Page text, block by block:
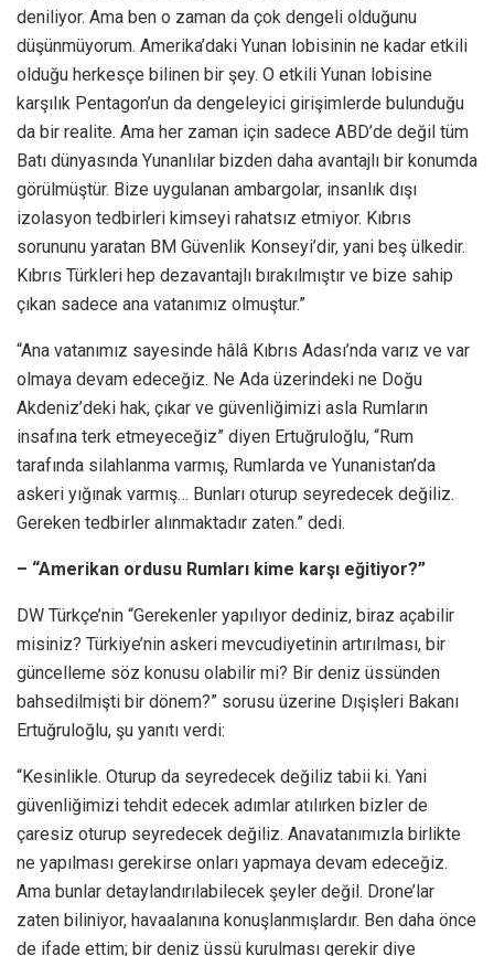
deniliyor. Ama ben o zaman da çok dengeli olduğunu
düşünmüyorum. Amerika’daki Yunan lobisinin ne kadar etkili
olduğu herkesçe bilinen bir şey. O etkili Yunan lobisine
karşılık Pentagon’un da dengeleyici girişimlerde bulunduğu
da bir realite. Ama her zaman için sadece ABD’de değil tüm
Batı dünyasında Yunanlılar bizden daha avantajlı bir konumda
görülmüştür. Bize uygulanan ambargolar, insanlık dışı
izolasyon tedbirleri kimseyi rahatsız etmiyor. Kıbrıs
sorununu yaratan BM Güvenlik Konseyi’dir, yani beş ülkedir.
Kıbrıs Türkleri hep dezavantajlı bırakılmıştır ve bize sahip
çıkan sadece ana vatanımız olmuştur.”
“Ana vatanımız sayesinde hâlâ Kıbrıs Adası’nda varız ve var
olmaya devam edeceğiz. Ne Ada üzerindeki ne Doğu
Akdeniz’deki hak, çıkar ve güvenliğimizi asla Rumların
insafına terk etmeyeceğiz” diyen Ertuğruloğlu, “Rum
tarafında silahlanma varmış, Rumlarda ve Yunanistan’da
askeri yığınak varmış… Bunları oturup seyredecek değiliz.
Gereken tedbirler alınmaktadır zaten.” dedi.
– “Amerikan ordusu Rumları kime karşı eğitiyor?”
DW Türkçe’nin “Gerekenler yapılıyor dediniz, biraz açabilir
misiniz? Türkiye’nin askeri mevcudiyetinin artırılması, bir
güncelleme söz konusu olabilir mi? Bir deniz üssünden
bahsedilmişti bir dönem?” sorusu üzerine Dışişleri Bakanı
Ertuğruloğlu, şu yanıtı verdi:
“Kesinlikle. Oturup da seyredecek değiliz tabii ki. Yani
güvenliğimizi tehdit edecek adımlar atılırken bizler de
çaresiz oturup seyredecek değiliz. Anavatanımızla birlikte
ne yapılması gerekirse onları yapmaya devam edeceğiz.
Ama bunlar detaylandırılabilecek şeyler değil. Drone’lar
zaten biliniyor, havaalanına konuşlanmışlardır. Ben daha önce
de ifade ettim; bir deniz üssü kurulması gerekir diye